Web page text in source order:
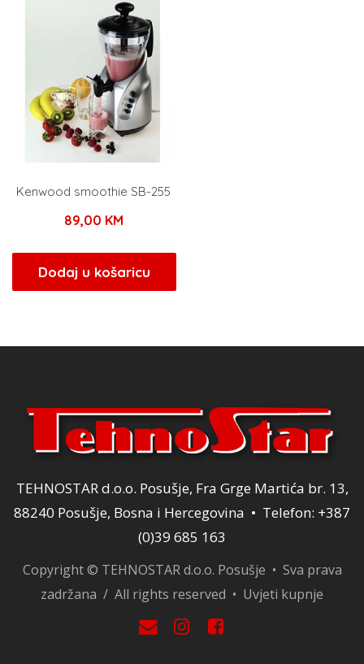
Kenwood smoothie SB-255
89,00 KM
Dodaj u košaricu
TEHNOSTAR d.o.o. Posušje, Fra Grge Martića br. 13,
88240 Posušje, Bosna i Hercegovina • Telefon: +387
(0)39 685 163
Copyright © TEHNOSTAR d.o.o. Posušje • Sva prava
zadržana / All rights reserved • Uvjeti kupnje